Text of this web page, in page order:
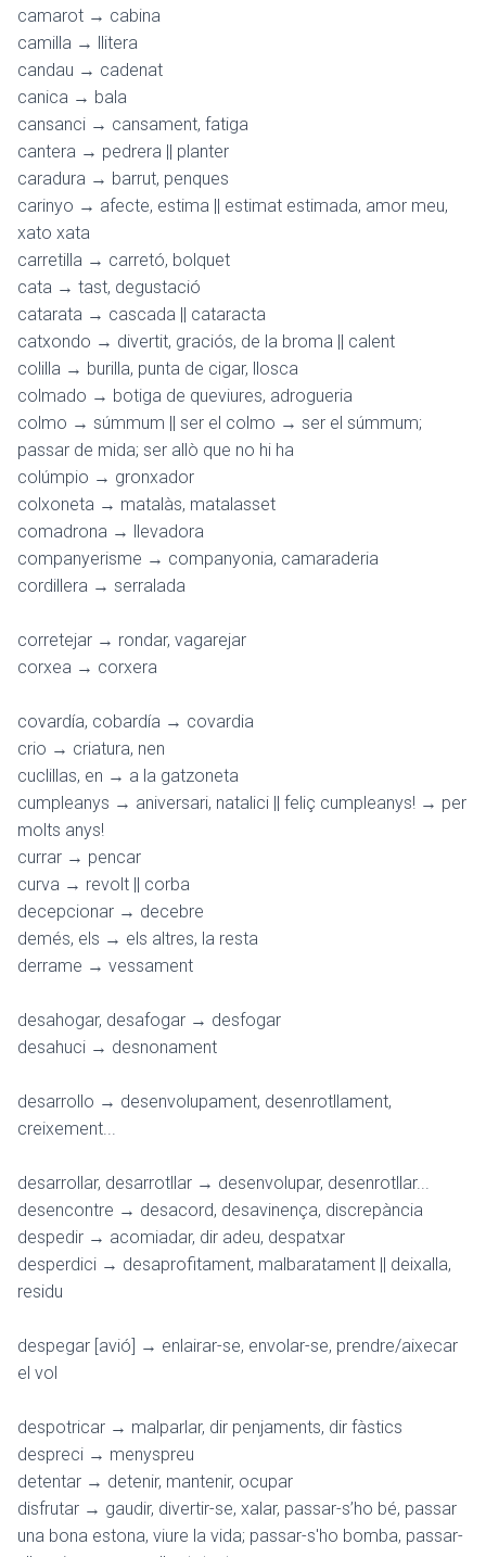
camarot → cabina
camilla → llitera
candau → cadenat
canica → bala
cansanci → cansament, fatiga
cantera → pedrera || planter
caradura → barrut, penques
carinyo → afecte, estima || estimat estimada, amor meu,
xato xata
carretilla → carretó, bolquet
cata → tast, degustació
catarata → cascada || cataracta
catxondo → divertit, graciós, de la broma || calent
colilla → burilla, punta de cigar, llosca
colmado → botiga de queviures, adrogueria
colmo → súmmum || ser el colmo → ser el súmmum;
passar de mida; ser allò que no hi ha
colúmpio → gronxador
colxoneta → matalàs, matalasset
comadrona → llevadora
companyerisme → companyonia, camaraderia
cordillera → serralada
corretejar → rondar, vagarejar
corxea → corxera
covardía, cobardía → covardia
crio → criatura, nen
cuclillas, en → a la gatzoneta
cumpleanys → aniversari, natalici || feliç cumpleanys! → per
molts anys!
currar → pencar
curva → revolt || corba
decepcionar → decebre
demés, els → els altres, la resta
derrame → vessament
desahogar, desafogar → desfogar
desahuci → desnonament
desarrollo → desenvolupament, desenrotllament,
creixement...
desarrollar, desarrotllar → desenvolupar, desenrotllar...
desencontre → desacord, desavinença, discrepància
despedir → acomiadar, dir adeu, despatxar
desperdici → desaprofitament, malbaratament || deixalla,
residu
despegar [avió] → enlairar-se, envolar-se, prendre/aixecar
el vol
despotricar → malparlar, dir penjaments, dir fàstics
despreci → menyspreu
detentar → detenir, mantenir, ocupar
disfrutar → gaudir, divertir-se, xalar, passar-s’ho bé, passar
una bona estona, viure la vida; passar-s'ho bomba, passar-